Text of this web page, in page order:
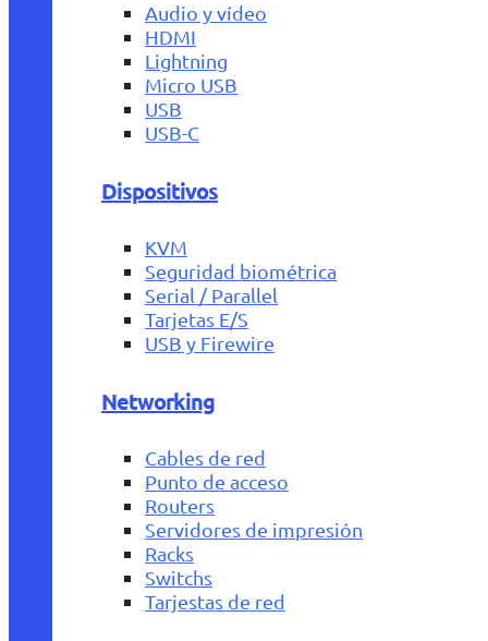
Audio y vídeo
HDMI
Lightning
Micro USB
USB
USB-C
Dispositivos
KVM
Seguridad biométrica
Serial / Parallel
Tarjetas E/S
USB y Firewire
Networking
Cables de red
Punto de acceso
Routers
Servidores de impresión
Racks
Switchs
Tarjestas de red